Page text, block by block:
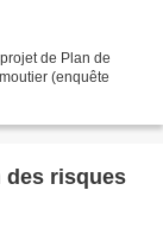
de Plan de
(enquête
des risques